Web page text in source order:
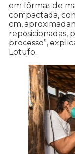
em fôrmas de
compactada,
cm,
reposicionadas,
processo”,
Lotufo.